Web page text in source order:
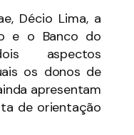
Décio Lima, a
e o Banco do
aspectos
os donos de
apresentam
de orientação